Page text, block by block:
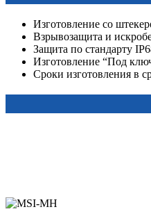
Изготовление со
Взрывозащита и
Защита по стандарту
Изготовление “Под
Сроки изготовления в